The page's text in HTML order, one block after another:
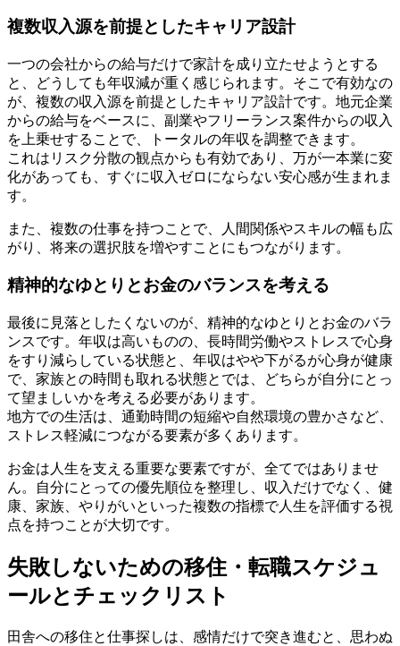
複数収入源を前提としたキャリア設計
一つの会社からの給与だけで家計を成り立たせようとする
と、どうしても年収減が重く感じられます。そこで有効なの
が、複数の収入源を前提としたキャリア設計です。地元企業
からの給与をベースに、副業やフリーランス案件からの収入
を上乗せすることで、トータルの年収を調整できます。
これはリスク分散の観点からも有効であり、万が一本業に変
化があっても、すぐに収入ゼロにならない安心感が生まれま
す。
また、複数の仕事を持つことで、人間関係やスキルの幅も広
がり、将来の選択肢を増やすことにもつながります。
精神的なゆとりとお金のバランスを考える
最後に見落としたくないのが、精神的なゆとりとお金のバラ
ンスです。年収は高いものの、長時間労働やストレスで心身
をすり減らしている状態と、年収はやや下がるが心身が健康
で、家族との時間も取れる状態とでは、どちらが自分にとっ
て望ましいかを考える必要があります。
地方での生活は、通勤時間の短縮や自然環境の豊かさなど、
ストレス軽減につながる要素が多くあります。
お金は人生を支える重要な要素ですが、全てではありませ
ん。自分にとっての優先順位を整理し、収入だけでなく、健
康、家族、やりがいといった複数の指標で人生を評価する視
点を持つことが大切です。
失敗しないための移住・転職スケジュ
ールとチェックリスト
田舎への移住と仕事探しは、感情だけで突き進むと、思わぬ